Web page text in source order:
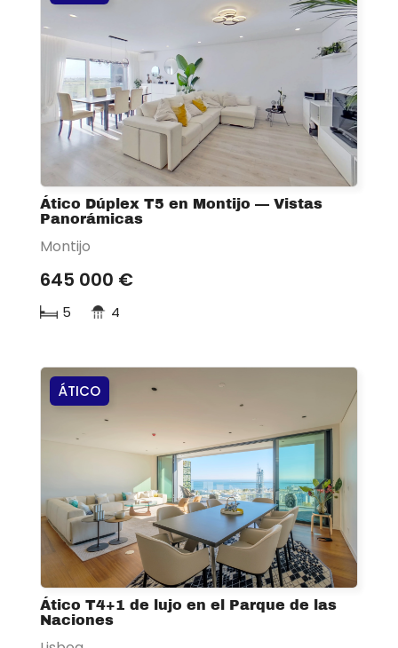
Ático Dúplex T5 en Montijo — Vistas
Panorámicas
Montijo
645 000 €
5 4
ÁTICO
Ático T4+1 de lujo en el Parque de las
Naciones